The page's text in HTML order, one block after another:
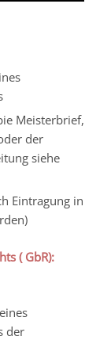
Meisterbrief,
der
siehe
Eintragung in
( GbR):
der